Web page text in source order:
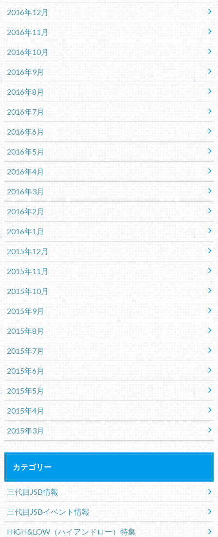
2016年12月
2016年11月
2016年10月
2016年9月
2016年8月
2016年7月
2016年6月
2016年5月
2016年4月
2016年3月
2016年2月
2016年1月
2015年12月
2015年11月
2015年10月
2015年9月
2015年8月
2015年7月
2015年6月
2015年5月
2015年4月
2015年3月
カテゴリー
三代目JSB情報
三代目JSBイベント情報
HiGH&LOW（ハイアンドロー）特集